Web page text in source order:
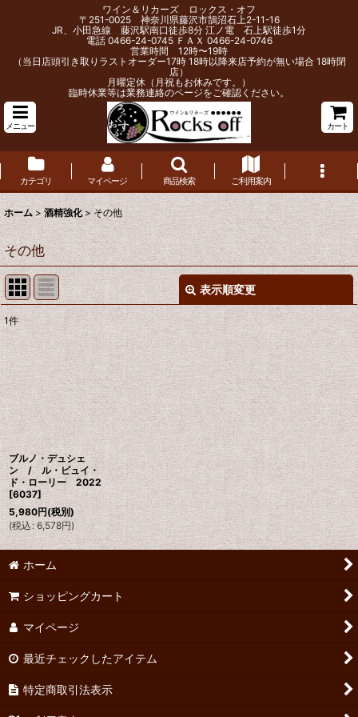
ワイン＆リカーズ ロックス・オフ
〒251-0025 神奈川県藤沢市鵠沼石上2-11-16
JR、小田急線 藤沢駅南口徒歩8分 江ノ電 石上駅徒歩1分
電話 0466-24-0745 ＦＡＸ 0466-24-0746
営業時間 12時〜19時
（当日店頭引き取りラストオーダー17時 18時以降来店予約が無い場合 18時閉
店）
月曜定休（月祝もお休みです。）
臨時休業等は業務連絡のページをご確認ください。
メニュー カート
カテゴリ マイページ 商品検索 ご利用案内
ホーム > 酒精強化 > その他
その他
表示順変更
表示数 :
並び順 :
絞り込む
1件
ブルノ・デュシェ
ン / ル・ピュイ・
ド・ローリー 2022
[6037]
5,980円(税別)
(税込 : 6,578円)
ホーム
ショッピングカート
マイページ
最近チェックしたアイテム
特定商取引法表示